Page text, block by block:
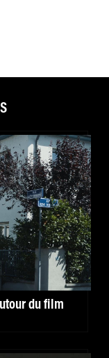
du film